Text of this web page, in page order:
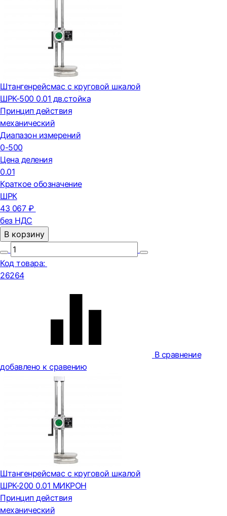
Штангенрейсмас с круговой шкалой
ШРК-500 0.01 дв.стойка
Принцип действия
механический
Диапазон измерений
0-500
Цена деления
0.01
Краткое обозначение
ШРК
43 067 ₽
без НДС
В корзину
Код товара:
26264
В сравнение
добавлено к сравению
Штангенрейсмас с круговой шкалой
ШРК-200 0.01 МИКРОН
Принцип действия
механический